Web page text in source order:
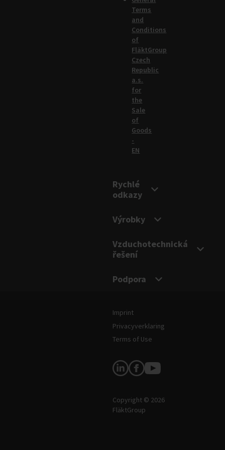
Terms
and
Conditions
of
FläktGroup
Czech
Republic
a.s.
for
the
Sale
of
Goods
-
EN
Rychlé
odkazy
Výrobky
Vzduchotechnická
řešení
Podpora
Právní informace a podmínky
Imprint
Privacyverklaring
Terms of Use
Sledujte nás
Copyright © 2026
FläktGroup